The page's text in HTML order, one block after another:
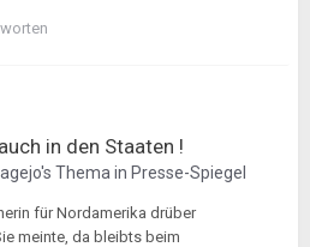
in den Staaten !
's Thema in Presse-Spiegel
für Nordamerika drüber
meinte, da bleibts beim